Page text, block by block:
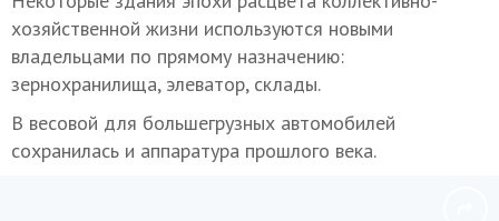
хозяйственной жизни используются новыми
владельцами по прямому назначению:
зернохранилища, элеватор, склады.
В весовой для большегрузных автомобилей
сохранилась и аппаратура прошлого века.